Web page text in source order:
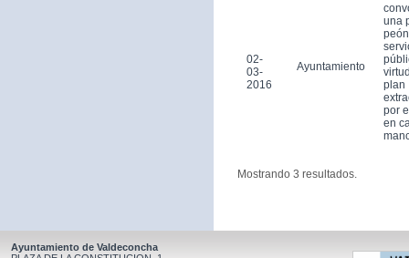
02-
03-
2016
Ayuntamiento
una
peón
plan
por
en
Mostrando 3 resultados.
Ayuntamiento de Valdeconcha